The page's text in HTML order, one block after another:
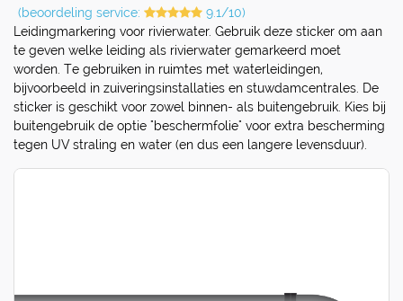
(beoordeling service:
9.1/10)
Leidingmarkering voor rivierwater. Gebruik deze sticker om aan
te geven welke leiding als rivierwater gemarkeerd moet
worden. Te gebruiken in ruimtes met waterleidingen,
bijvoorbeeld in zuiveringsinstallaties en stuwdamcentrales. De
sticker is geschikt voor zowel binnen- als buitengebruik. Kies bij
buitengebruik de optie "beschermfolie" voor extra bescherming
tegen UV straling en water (en dus een langere levensduur).